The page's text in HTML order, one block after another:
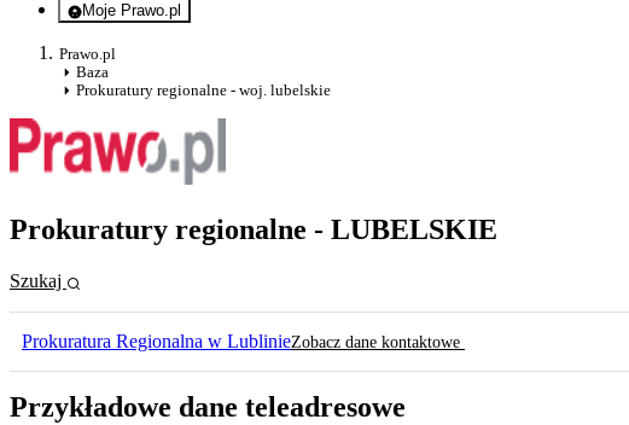
Moje Prawo.pl
- rejestracja i logowanie do serwisu
Prawo.pl
Baza
Prokuratury regionalne - woj. lubelskie
Prokuratury regionalne - LUBELSKIE
Szukaj
Prokuratura Regionalna w LublinieZobacz dane kontaktowe
Przykładowe dane teleadresowe